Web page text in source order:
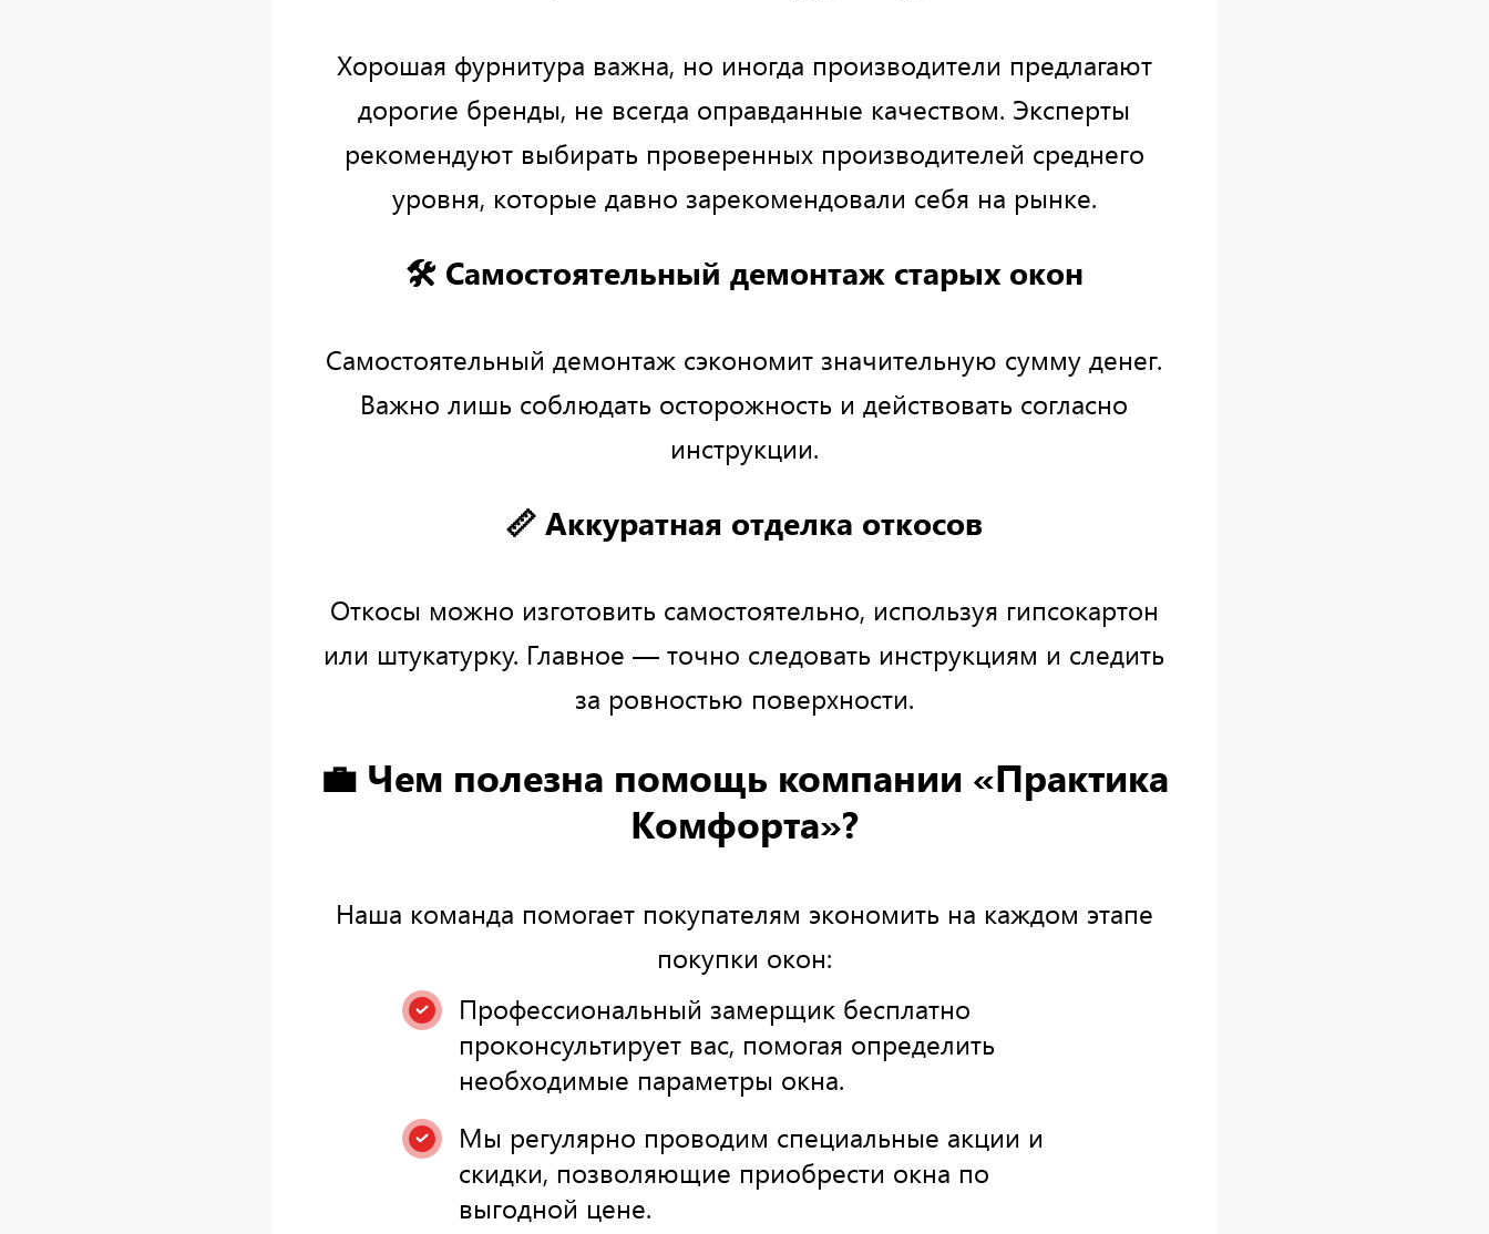
Хорошая фурнитура важна, но иногда производители предлагают
дорогие бренды, не всегда оправданные качеством. Эксперты
рекомендуют выбирать проверенных производителей среднего
уровня, которые давно зарекомендовали себя на рынке.
🛠 Самостоятельный демонтаж старых окон
Самостоятельный демонтаж сэкономит значительную сумму денег.
Важно лишь соблюдать осторожность и действовать согласно
инструкции.
📏 Аккуратная отделка откосов
Откосы можно изготовить самостоятельно, используя гипсокартон
или штукатурку. Главное — точно следовать инструкциям и следить
за ровностью поверхности.
💼 Чем полезна помощь компании «Практика
Комфорта»?
Наша команда помогает покупателям экономить на каждом этапе
покупки окон:
Профессиональный замерщик бесплатно
проконсультирует вас, помогая определить
необходимые параметры окна.
Мы регулярно проводим специальные акции и
скидки, позволяющие приобрести окна по
выгодной цене.